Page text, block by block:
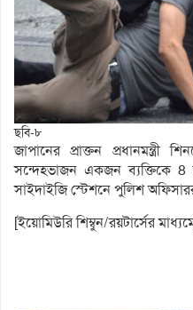
ছবি-৮
জাপানের প্রাক্তন
সন্দেহভাজন একজন ব্যক্তিকে 8
সাইদাইজি স্টেশনে পুলিশ
[ইয়োমিউরি শিম্বুন/রয়টার্সের